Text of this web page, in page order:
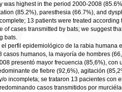
was highest in the period 2000-2008
(85.2%), paresthesia (66.7%), and
13 patients were treated
of cases transmitted by bats; we suggest
bats.
perfil epidemiológico de la rabia humana
casos humanos, la mayoría de hombres
presentó mayor frecuencia (85,6%),
de fiebre (92,6%), agitación
o incompleta; se trataron 13 pacientes con
casos transmitidos por